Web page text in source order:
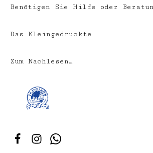
Benötigen Sie Hilfe oder
Das Kleingedruckte
Zum Nachlesen…